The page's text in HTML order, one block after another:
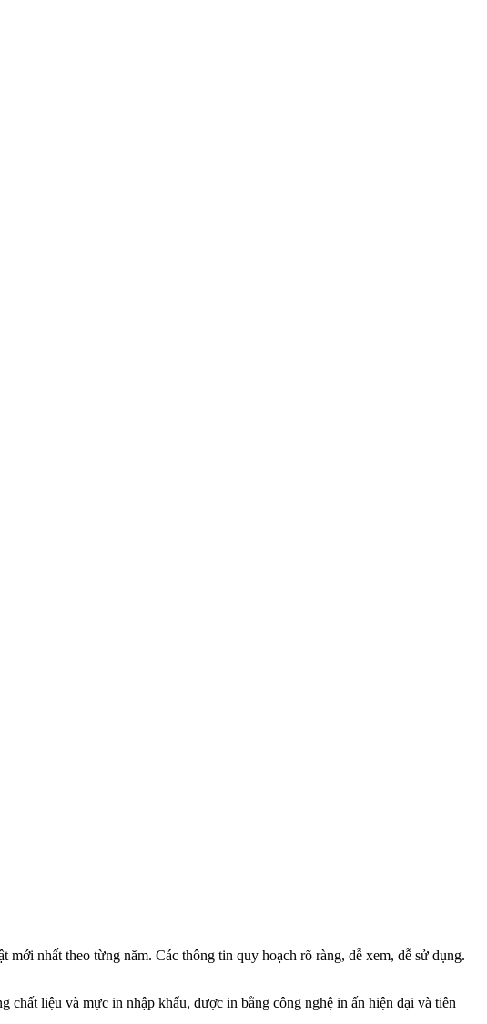
nhất theo từng năm. Các thông tin quy hoạch rõ ràng, dễ xem, dễ sử dụng.
chất liệu và mực in nhập khẩu, được in bằng công nghệ in ấn hiện đại và tiên